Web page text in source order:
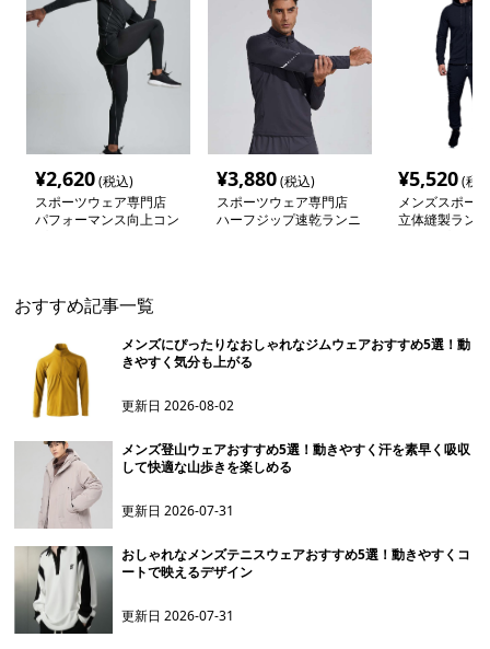
¥2,620(税込)
スポーツウェア専門店
パフォーマンス向上コン
¥3,880(税込)
スポーツウェア専門店
ハーフジップ速乾ランニ
¥5,520(税
メンズスポー
立体縫製ラン
おすすめ記事一覧
メンズにぴったりなおしゃれなジムウェアおすすめ5選！動
きやすく気分も上がる
更新日2026-08-02
メンズ登山ウェアおすすめ5選！動きやすく汗を素早く吸収
して快適な山歩きを楽しめる
更新日2026-07-31
おしゃれなメンズテニスウェアおすすめ5選！動きやすくコ
ートで映えるデザイン
更新日2026-07-31